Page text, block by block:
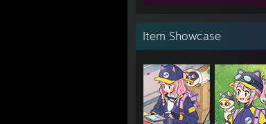
Item Showcase